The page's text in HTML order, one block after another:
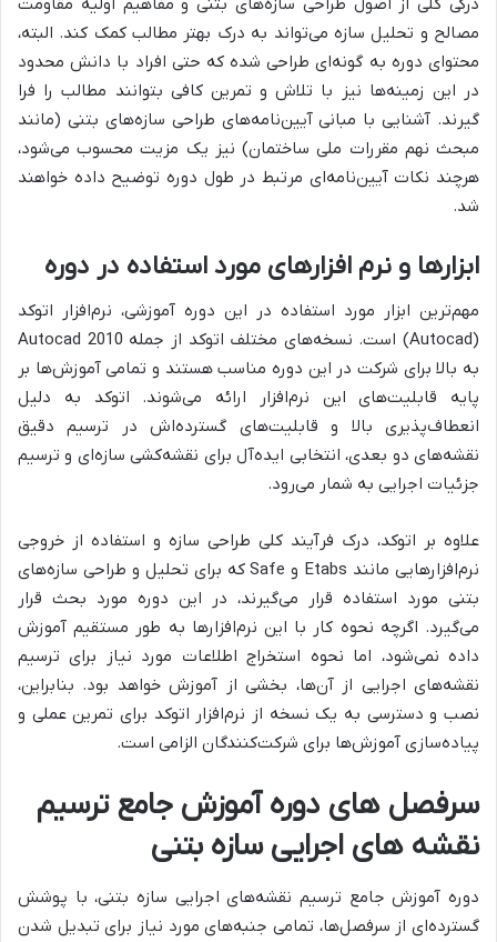
مصالح و تحلیل سازه می‌تواند به درک بهتر مطالب کمک کند. البته،
محتوای دوره به گونه‌ای طراحی شده که حتی افراد با دانش محدود
در این زمینه‌ها نیز با تلاش و تمرین کافی بتوانند مطالب را فرا
گیرند. آشنایی با مبانی آیین‌نامه‌های طراحی سازه‌های بتنی (مانند
مبحث نهم مقررات ملی ساختمان) نیز یک مزیت محسوب می‌شود،
هرچند نکات آیین‌نامه‌ای مرتبط در طول دوره توضیح داده خواهند
شد.
ابزارها و نرم افزارهای مورد استفاده در دوره
مهم‌ترین ابزار مورد استفاده در این دوره آموزشی، نرم‌افزار اتوکد
(Autocad) است. نسخه‌های مختلف اتوکد از جمله Autocad 2010
به بالا برای شرکت در این دوره مناسب هستند و تمامی آموزش‌ها بر
پایه قابلیت‌های این نرم‌افزار ارائه می‌شوند. اتوکد به دلیل
انعطاف‌پذیری بالا و قابلیت‌های گسترده‌اش در ترسیم دقیق
نقشه‌های دو بعدی، انتخابی ایده‌آل برای نقشه‌کشی سازه‌ای و ترسیم
جزئیات اجرایی به شمار می‌رود.
علاوه بر اتوکد، درک فرآیند کلی طراحی سازه و استفاده از خروجی
نرم‌افزارهایی مانند Etabs و Safe که برای تحلیل و طراحی سازه‌های
بتنی مورد استفاده قرار می‌گیرند، در این دوره مورد بحث قرار
می‌گیرد. اگرچه نحوه کار با این نرم‌افزارها به طور مستقیم آموزش
داده نمی‌شود، اما نحوه استخراج اطلاعات مورد نیاز برای ترسیم
نقشه‌های اجرایی از آن‌ها، بخشی از آموزش خواهد بود. بنابراین،
نصب و دسترسی به یک نسخه از نرم‌افزار اتوکد برای تمرین عملی و
پیاده‌سازی آموزش‌ها برای شرکت‌کنندگان الزامی است.
سرفصل های دوره آموزش جامع ترسیم
نقشه های اجرایی سازه بتنی
دوره آموزش جامع ترسیم نقشه‌های اجرایی سازه بتنی، با پوشش
گسترده‌ای از سرفصل‌ها، تمامی جنبه‌های مورد نیاز برای تبدیل شدن